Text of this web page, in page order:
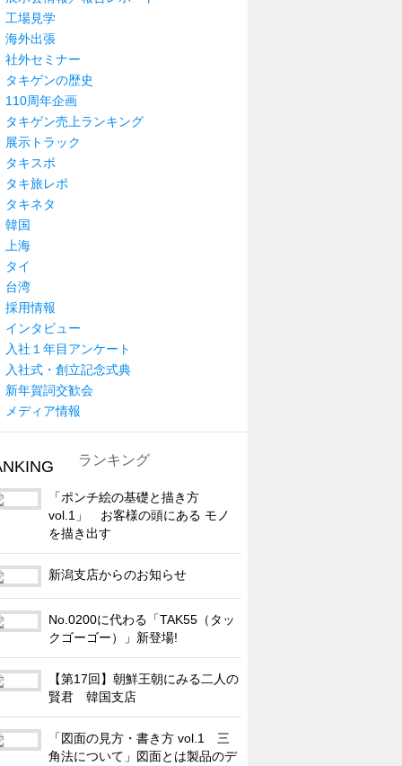
工場見学
海外出張
社外セミナー
タキゲンの歴史
110周年企画
タキゲン売上ランキング
展示トラック
タキスポ
タキ旅レポ
タキネタ
韓国
上海
タイ
台湾
採用情報
インタビュー
入社１年目アンケート
入社式・創立記念式典
新年賀詞交歓会
メディア情報
ランキング
「ポンチ絵の基礎と描き方
vol.1」 お客様の頭にある モノ
を描き出す
新潟支店からのお知らせ
No.0200に代わる「TAK55（タッ
クゴーゴー）」新登場!
【第17回】朝鮮王朝にみる二人の
賢君 韓国支店
「図面の見方・書き方 vol.1 三
角法について」図面とは製品のデ